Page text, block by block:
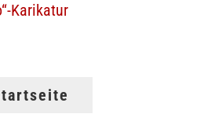
Karikatur